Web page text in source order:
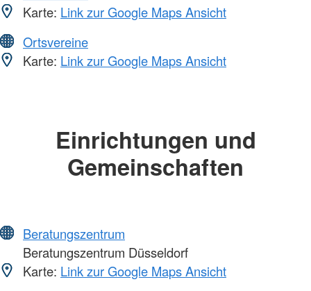
Karte: Link zur Google Maps Ansicht
Ortsvereine
Karte: Link zur Google Maps Ansicht
Einrichtungen und
Gemeinschaften
Beratungszentrum
Beratungszentrum Düsseldorf
Karte: Link zur Google Maps Ansicht